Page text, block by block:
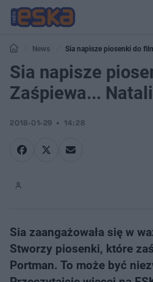
News Sia napisze piosenki do
Sia napisze
Zaśpiewa...
2018-01-29 14:28
Sia zaangażowała się w
Stworzy piosenki, które
Portman. To może być